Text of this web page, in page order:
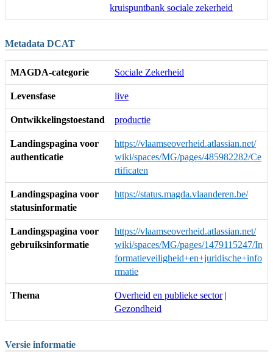
kruispuntbank sociale zekerheid
Metadata DCAT
MAGDA-categorie Sociale Zekerheid
Levensfase live
Ontwikkelingstoestand productie
Landingspagina voor
authenticatie
https://vlaamseoverheid.atlassian.net/
wiki/spaces/MG/pages/485982282/Ce
rtificaten
Landingspagina voor
statusinformatie
https://status.magda.vlaanderen.be/
Landingspagina voor
gebruiksinformatie
https://vlaamseoverheid.atlassian.net/
wiki/spaces/MG/pages/1479115247/In
formatieveiligheid+en+juridische+info
rmatie
Thema Overheid en publieke sector|
Gezondheid
Versie informatie